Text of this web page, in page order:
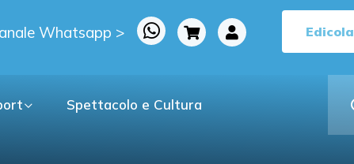
Whatsapp > Edicola
Spettacolo e Cultura